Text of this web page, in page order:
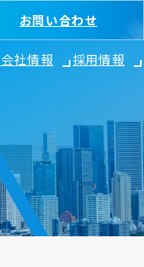
お問い合わせ
会社情報 採用情報